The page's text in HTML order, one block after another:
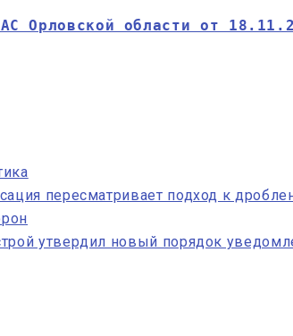
Орловской области от
пересматривает подход к
утвердил новый порядок